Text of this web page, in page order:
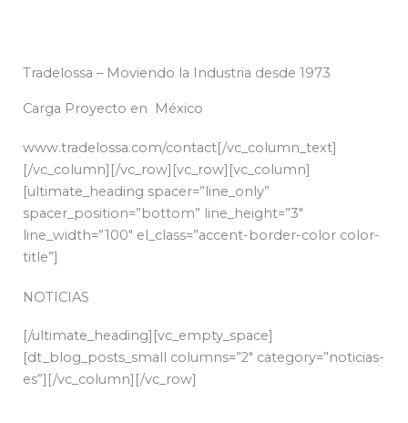
Tradelossa – Moviendo la Industria desde 1973
Carga Proyecto en México
www.tradelossa.com/contact[/vc_column_text]
[/vc_column][/vc_row][vc_row][vc_column]
[ultimate_heading spacer=”line_only”
spacer_position=”bottom” line_height=”3″
line_width=”100″ el_class=”accent-border-color color-
title”]
NOTICIAS
[/ultimate_heading][vc_empty_space]
[dt_blog_posts_small columns=”2″ category=”noticias-
es”][/vc_column][/vc_row]